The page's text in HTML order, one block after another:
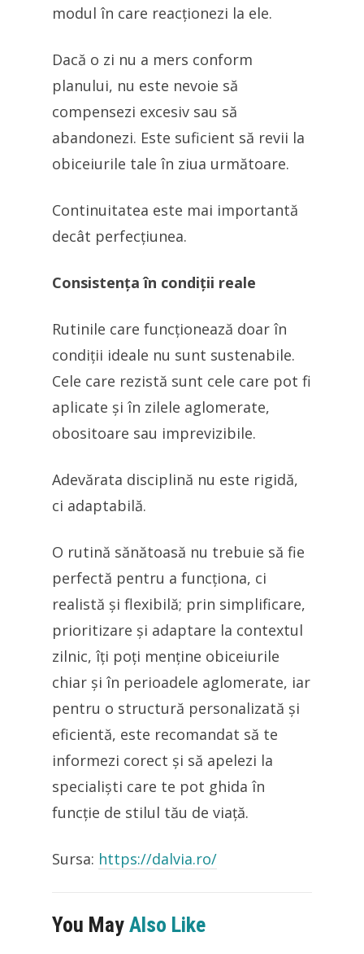
modul în care reacționezi la ele.
Dacă o zi nu a mers conform
planului, nu este nevoie să
compensezi excesiv sau să
abandonezi. Este suficient să revii la
obiceiurile tale în ziua următoare.
Continuitatea este mai importantă
decât perfecțiunea.
Consistența în condiții reale
Rutinile care funcționează doar în
condiții ideale nu sunt sustenabile.
Cele care rezistă sunt cele care pot fi
aplicate și în zilele aglomerate,
obositoare sau imprevizibile.
Adevărata disciplină nu este rigidă,
ci adaptabilă.
O rutină sănătoasă nu trebuie să fie
perfectă pentru a funcționa, ci
realistă și flexibilă; prin simplificare,
prioritizare și adaptare la contextul
zilnic, îți poți menține obiceiurile
chiar și în perioadele aglomerate, iar
pentru o structură personalizată și
eficientă, este recomandat să te
informezi corect și să apelezi la
specialiști care te pot ghida în
funcție de stilul tău de viață.
Sursa: https://dalvia.ro/
You May Also Like